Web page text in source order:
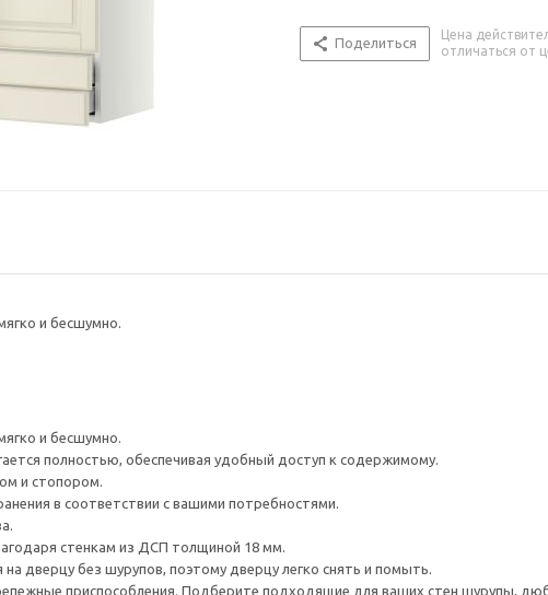
Поделиться
Цена
отличаться от
и бесшумно.
и бесшумно.
полностью, обеспечивая удобный доступ к содержимому.
и стопором.
в соответствии с вашими потребностями.
стенкам из ДСП толщиной 18 мм.
дверцу без шурупов, поэтому дверцу легко снять и помыть.
приспособления. Подберите подходящие для ваших стен шурупы,